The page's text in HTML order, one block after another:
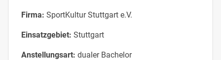
Firma: SportKultur Stuttgart e.V.
Einsatzgebiet: Stuttgart
Anstellungsart: dualer Bachelor